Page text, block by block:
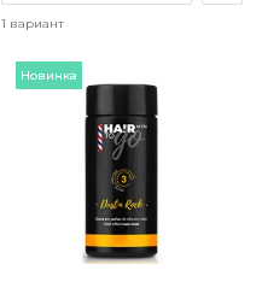
1 вариант
Новинка